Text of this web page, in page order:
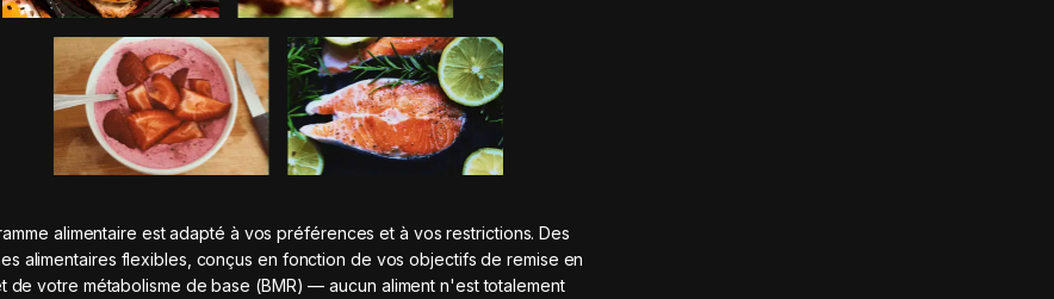
alimentaire est adapté à vos préférences et à vos restrictions. Des
alimentaires flexibles, conçus en fonction de vos objectifs de remise en
de votre métabolisme de base (BMR) — aucun aliment n'est totalement